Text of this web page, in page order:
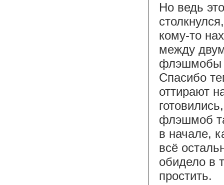
Но ведь
кому-то
между
флэшмобы
Спасибо
оттирают
флэшмоб
в начале,
всё
обидело в
простить.